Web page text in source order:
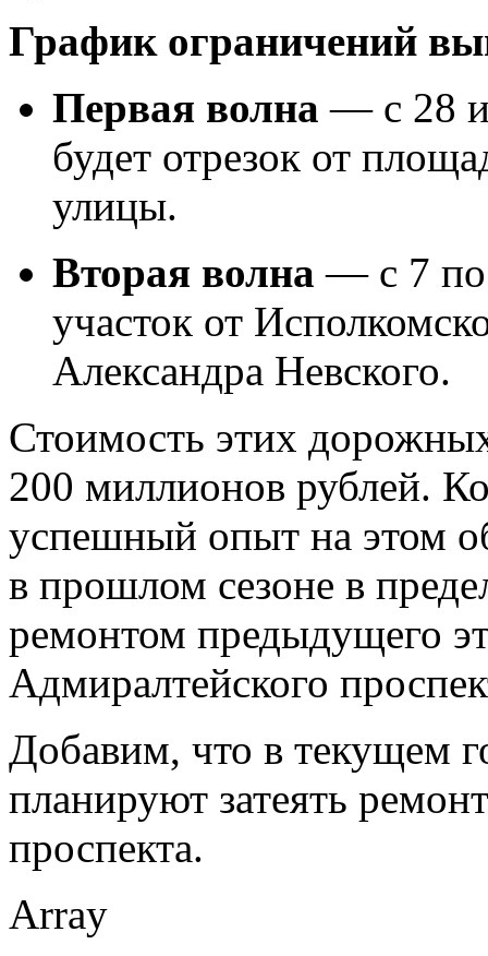
График ограничений
Первая волна — с 28
будет отрезок от
улицы.
Вторая волна — с 7 по
участок от
Александра Невского.
Стоимость этих
200 миллионов рублей.
успешный опыт на этом
в прошлом сезоне в
ремонтом предыдущего
Адмиралтейского
Добавим, что в текущем
планируют затеять
проспекта.
Array